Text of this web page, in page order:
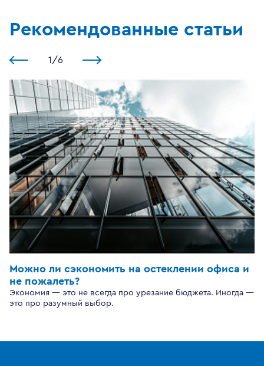
Рекомендованные статьи
1 /6
Можно ли сэкономить на остеклении офиса и
не пожалеть?
Экономия — это не всегда про урезание бюджета. Иногда —
это про разумный выбор.